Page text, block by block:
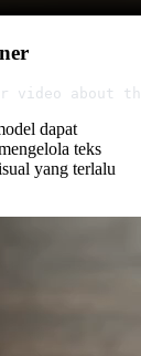
video
dapat
teks
yang terlalu